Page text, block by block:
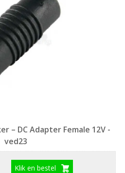
– DC Adapter Female 12V -
ved23
Klik en bestel